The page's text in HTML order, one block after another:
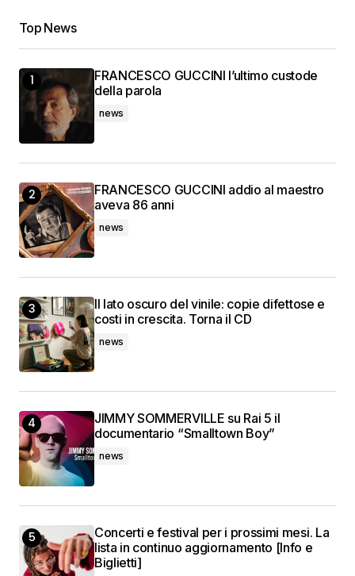
Top News
FRANCESCO GUCCINI l’ultimo custode
della parola
news
FRANCESCO GUCCINI addio al maestro
aveva 86 anni
news
Il lato oscuro del vinile: copie difettose e
costi in crescita. Torna il CD
news
JIMMY SOMMERVILLE su Rai 5 il
documentario “Smalltown Boy”
news
Concerti e festival per i prossimi mesi. La
lista in continuo aggiornamento [Info e
Biglietti]